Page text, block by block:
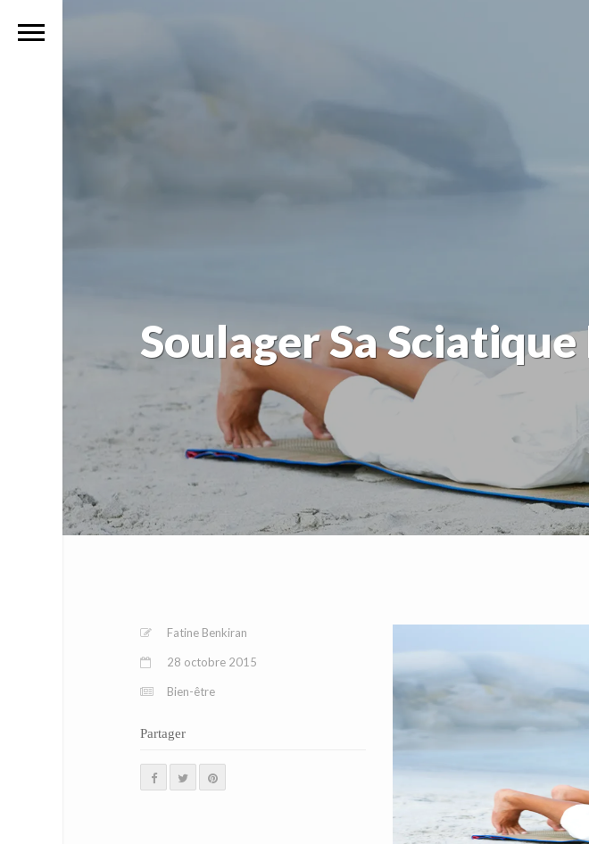
Soulager Sa
Fatine Benkiran
28 octobre 2015
Bien-être
Partager